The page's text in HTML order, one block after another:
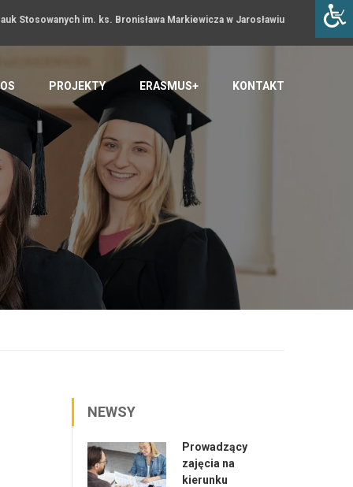
Stosowanych im. ks. Bronisława Markiewicza w Jarosławiu
PROJEKTY ERASMUS+ KONTAKT
NEWSY
Prowadzący
zajęcia na
kierunku